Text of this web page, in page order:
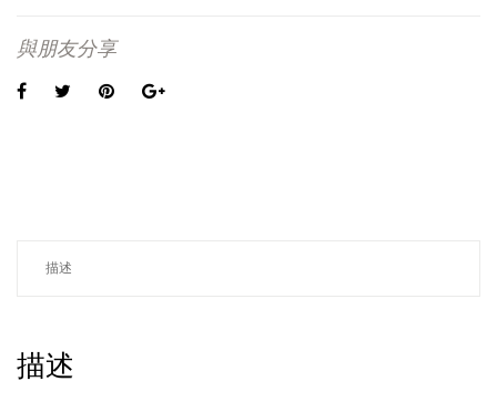
與朋友分享
描述
描述